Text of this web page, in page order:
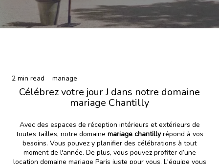
2 min read mariage
Célébrez votre jour J dans notre domaine
mariage Chantilly
Avec des espaces de réception intérieurs et extérieurs de
toutes tailles, notre domaine mariage chantillyrépond à vos
besoins. Vous pouvez y planifier des célébrations à tout
moment de l'année. De plus, vous pouvez profiter d’une
location domaine mariage Paris juste pour vous. L'équipe vous